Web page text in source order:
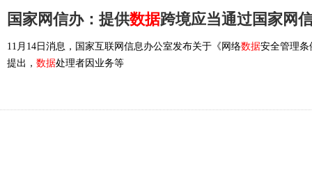
国家网信办：提供数据跨境应当通过国家网
11月14日消息，国家互联网信息办公室发布关于《网络数据安全管理条
提出， 数据处理者因业务等